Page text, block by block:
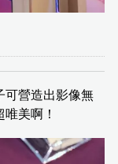
可營造出影像無
美啊！